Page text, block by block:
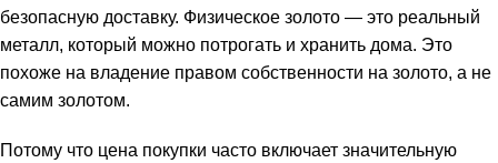
безопасную доставку. Физическое золото — это реальный
металл, который можно потрогать и хранить дома. Это
похоже на владение правом собственности на золото, а не
самим золотом.
Потому что цена покупки часто включает значительную